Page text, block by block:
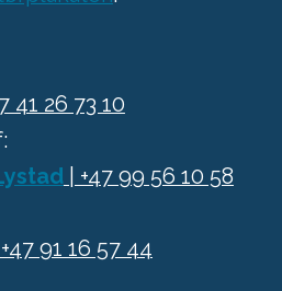
41 26 73 10
| +47 99 56 10 58
+47 91 16 57 44